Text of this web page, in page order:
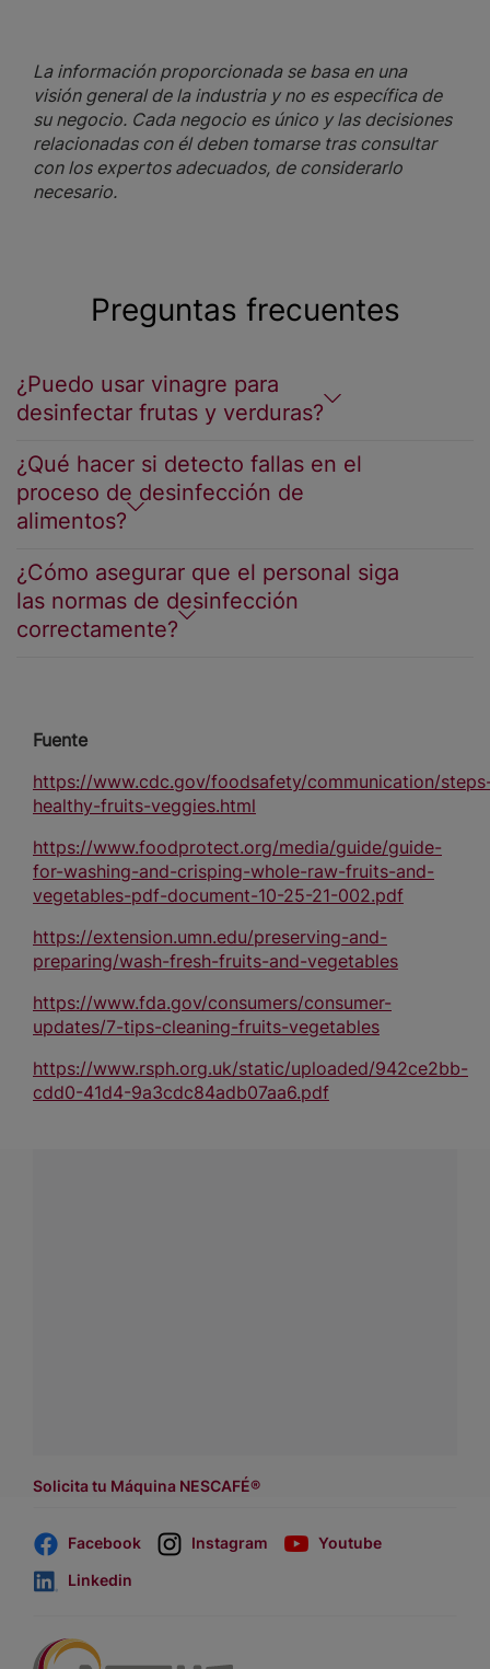
La información proporcionada se basa en una
visión general de la industria y no es específica de
su negocio. Cada negocio es único y las decisiones
relacionadas con él deben tomarse tras consultar
con los expertos adecuados, de considerarlo
necesario.
Preguntas frecuentes
¿Puedo usar vinagre para
desinfectar frutas y verduras?
¿Qué hacer si detecto fallas en el
proceso de desinfección de
alimentos?
¿Cómo asegurar que el personal siga
las normas de desinfección
correctamente?
Fuente
https://www.cdc.gov/foodsafety/communication/
healthy-fruits-veggies.html
https://www.foodprotect.org/media/guide/guide-
for-washing-and-crisping-whole-raw-fruits-and-
vegetables-pdf-document-10-25-21-002.pdf
https://extension.umn.edu/preserving-and-
preparing/wash-fresh-fruits-and-vegetables
https://www.fda.gov/consumers/consumer-
updates/7-tips-cleaning-fruits-vegetables
https://www.rsph.org.uk/static/uploaded/942ce2bb-
cdd0-41d4-9a3cdc84adb07aa6.pdf
Solicita tu Máquina NESCAFÉ®
Facebook Instagram
Youtube
Linkedin